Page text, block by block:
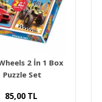
Toys Manyetik
Sebzeler
90,00 TL